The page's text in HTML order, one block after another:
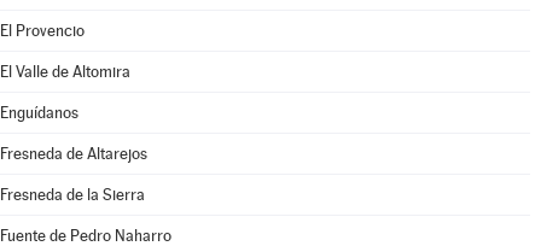
El Provencio
El Valle de Altomira
Enguídanos
Fresneda de Altarejos
Fresneda de la Sierra
Fuente de Pedro Naharro